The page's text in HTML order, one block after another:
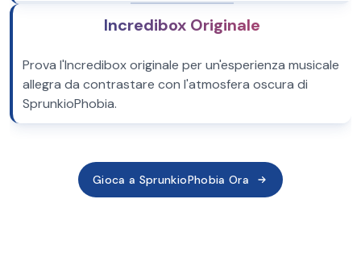
Incredibox Originale
Prova l'Incredibox originale per un'esperienza musicale
allegra da contrastare con l'atmosfera oscura di
SprunkioPhobia.
Gioca a SprunkioPhobia Ora